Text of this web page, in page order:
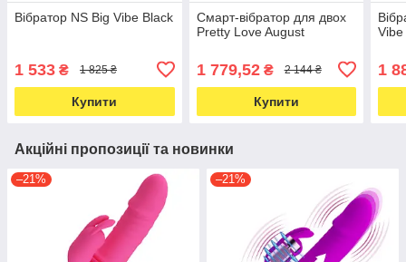
Вібратор NS Big Vibe Black
1 533 ₴ 1 825 ₴
Купити
Смарт-вібратор для двох
Pretty Love August
1 779,52₴ 2 144 ₴
Купити
Vibe
1
Акційні пропозиції та новинки
–21% –21%